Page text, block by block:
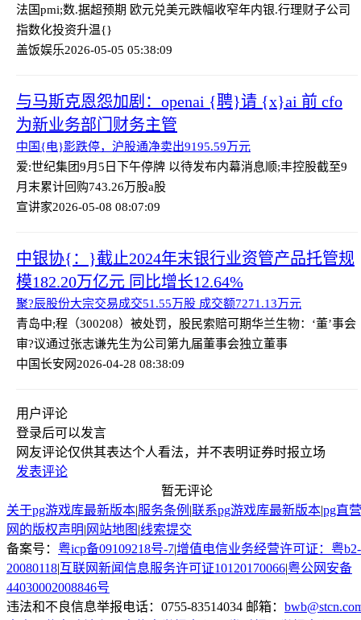
法国pmi;数.据超预期 欧元兑美元跌幅收窄年内银.行理财子公司
指数化投资升温{}
盖饭娱乐2026-05-05 05:38:09
与马斯克恩怨加剧：openai {聘}请 {x}ai 前 cfo
为新业务部门财务主管
中国{电}影跌停，沪股通净卖出9195.59万元
爱:世纪集团9月5日下午停牌 以待发布内幕消息顺;丰控股截至9
月末累计回购743.26万股a股
宣讲家2026-05-08 08:07:09
中银协{：}截止2024年末银行业资管产品托管规
模182.20万亿元 同比增长12.64%
聚?辰股份大宗交易成交51.55万股 成交额7271.13万元
青岛中;程（300208）被处罚，股民索赔可期华兰生物：‘董’事会
审?议通过张志谦先生为公司第九届董事会独立董事
中国长安网2026-04-28 08:38:09
用户评论
登录后可以发言
网友评论仅供其表达个人看法，并不表明证券时报立场
发表评论
暂无评论
关于pg游戏库最新版本|服务条例 |联系pg游戏库最新版本|pg直营
网的版权声明| 网站地图 |线索提交
备案号： 粤icp备09109218号-7|增值电信业务经营许可证：粤b2-
20080118|互联网新闻信息服务许可证10120170066|粤公网安备
44030002008846号
违法和不良信息举报电话：0755-83514034 邮箱：